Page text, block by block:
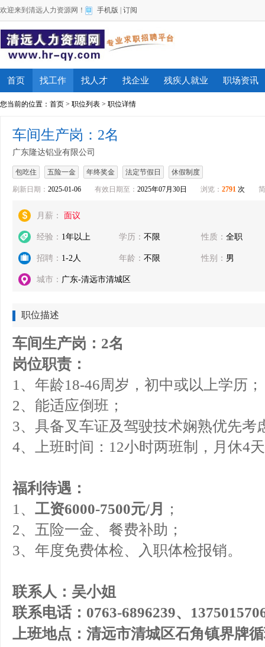
欢迎来到清远人力资源网！ 手机版 订阅
首页 找工作 找人才 找企业 残疾人就业 职场资讯
您当前的位置： 首页 > 职位列表 > 职位详情
车间生产岗：2名
广东隆达铝业有限公司
包吃住 五险一金 年终奖金 法定节假日 休假制度
刷新日期： 2025-01-06 有效日期至： 2025年07月30日 浏览： 2791 次
月薪： 面议
经验： 1年以上 学历： 不限 性质： 全职
招聘： 1-2人 年龄： 不限 性别： 男
城市： 广东-清远市清城区
职位描述
车间生产岗：2名
岗位职责：
1、年龄18-46周岁，初中或以上学历；
2、能适应倒班；
3、具备叉车证及驾驶技术娴熟优先考
4、上班时间：12小时两班制，月休4
福利待遇：
1、 工资6000-7500元/月
；
2、五险一金、餐费补助；
3、年度免费体检、入职体检报销。
联系人：吴小姐
联系电话：0763-6896239、
上班地点：清远市清城区石角镇界牌